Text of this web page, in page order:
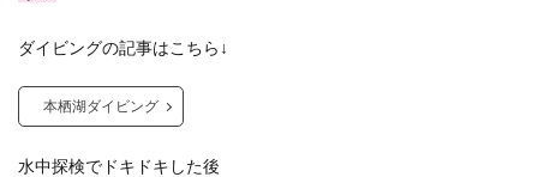
ダイビングの記事はこちら↓
本栖湖ダイビング
水中探検でドキドキした後